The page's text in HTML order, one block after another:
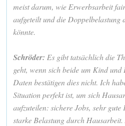
meist darum, wie Erwerbsarbeit
aufgeteilt und die
könnte.
Schröder: Es gibt tatsächlich die
geht, wenn sich beide um Kind
Daten bestätigen dies nicht. Ich
Situation perfekt ist, um sich
aufzuteilen: sichere Jobs, sehr
starke Belastung durch